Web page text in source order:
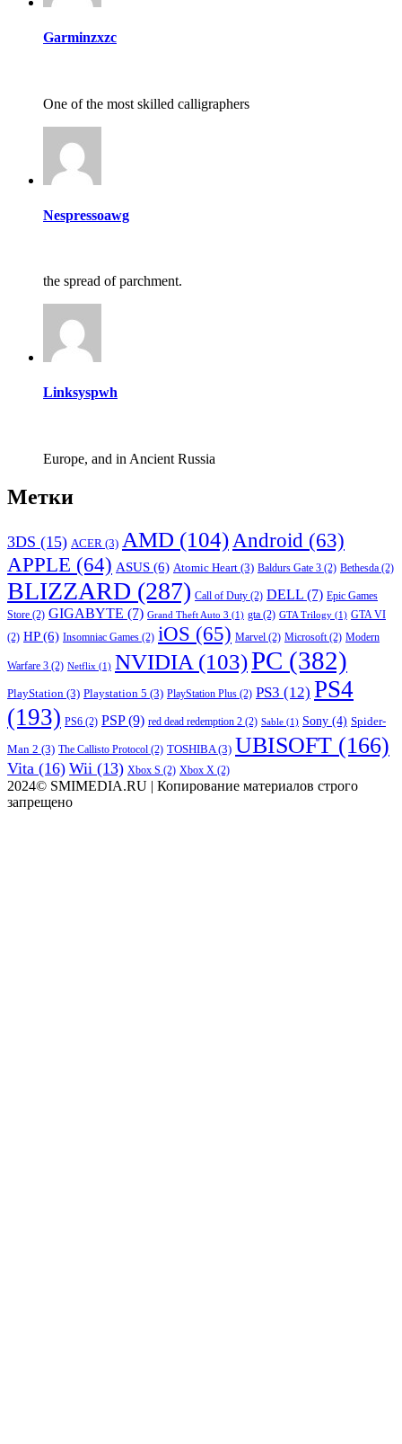
Garminzxzc
One of the most skilled calligraphers
Nespressoawg
the spread of parchment.
Linksyspwh
Europe, and in Ancient Russia
Метки
3DS (15) ACER (3) AMD (104) Android (63)
APPLE (64) ASUS (6) Atomic Heart (3) Baldurs Gate 3 (2) Bethesda (2)
BLIZZARD (287) Call of Duty (2) DELL (7) Epic Games
Store (2) GIGABYTE (7) Grand Theft Auto 3 (1) gta (2) GTA Trilogy (1) GTA VI
(2) HP(6) Insomniac Games (2) iOS (65) Marvel (2) Microsoft (2) Modern
Warfare 3 (2) Netflix (1) NVIDIA (103)PC (382)
PlayStation (3) Playstation 5 (3) PlayStation Plus (2) PS3 (12) PS4
(193) PS6 (2) PSP(9) red dead redemption 2 (2) Sable (1) Sony (4) Spider-
Man 2 (3) The Callisto Protocol (2) TOSHIBA (3) UBISOFT (166)
Vita (16) Wii (13) Xbox S (2) Xbox X (2)
2024© SMIMEDIA.RU | Копирование материалов строго
запрещено